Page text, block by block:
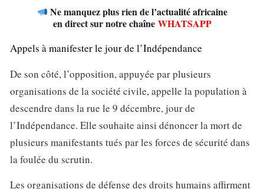
Ne manquez plus rien de l’actualité africaine
en direct sur notre chaîne WHATSAPP
Appels à manifester le jour de l’Indépendance
De son côté, l’opposition, appuyée par plusieurs
organisations de la société civile, appelle la population à
descendre dans la rue le 9 décembre, jour de
l’Indépendance. Elle souhaite ainsi dénoncer la mort de
plusieurs manifestants tués par les forces de sécurité dans
la foulée du scrutin.
Les organisations de défense des droits humains affirment